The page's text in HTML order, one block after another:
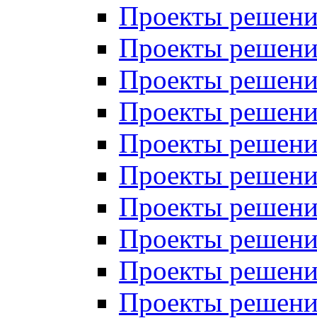
Проекты
Проекты
Проекты
Проекты
Проекты
Проекты
Проекты
Проекты
Проекты
Проекты